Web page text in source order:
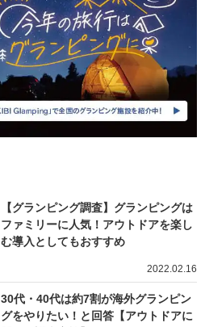
【グランピング調査】グランピングは
ファミリーに人気！アウトドアを楽し
む導入としてもおすすめ
2022.02.16
30代・40代は約7割が海外グランピン
グをやりたい！と回答【アウトドアに